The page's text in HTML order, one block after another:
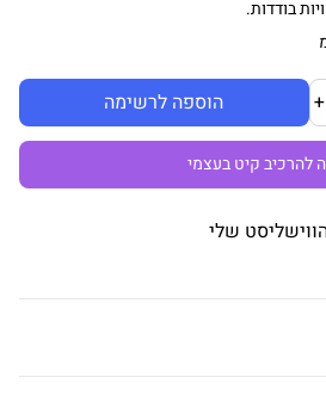
בודדות.
+ הוספה לרשימה
להרכיב קיט בעצמי
שלי